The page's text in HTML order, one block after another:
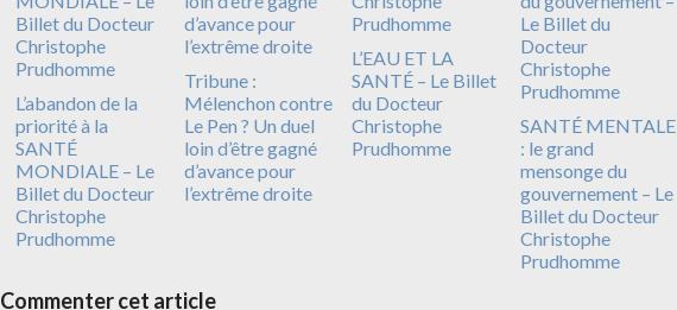
L’abandon de la
priorité à la
SANTÉ
MONDIALE – Le
Billet du Docteur
Christophe
Prudhomme
Tribune :
Mélenchon contre
Le Pen ? Un duel
loin d’être gagné
d’avance pour
l’extrême droite
L’EAU ET LA
SANTÉ – Le Billet
du Docteur
Christophe
Prudhomme
SANTÉ MENTALE
: le grand
mensonge du
gouvernement – Le
Billet du Docteur
Christophe
Prudhomme
Commenter cet article